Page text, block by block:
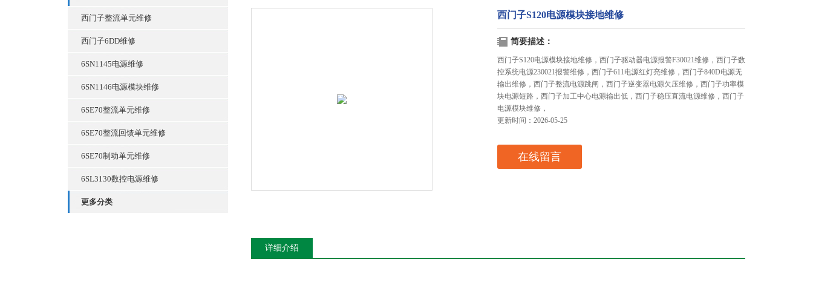
西门子整流单元维修
西门子6DD维修
6SN1145电源维修
6SN1146电源模块维修
6SE70整流单元维修
6SE70整流回馈单元维修
6SE70制动单元维修
6SL3130数控电源维修
更多分类
西门子S120电源模块接地维修
简要描述：
西门子S120电源模块接地维修，西门子驱动器电源报警F30021维修，西门子数
控系统电源230021报警维修，西门子611电源红灯亮维修，西门子840D电源无
输出维修，西门子整流电源跳闸，西门子逆变器电源欠压维修，西门子功率模
块电源短路，西门子加工中心电源输出低，西门子稳压直流电源维修，西门子
电源模块维修，
更新时间：2026-05-25
在线留言
详细介绍